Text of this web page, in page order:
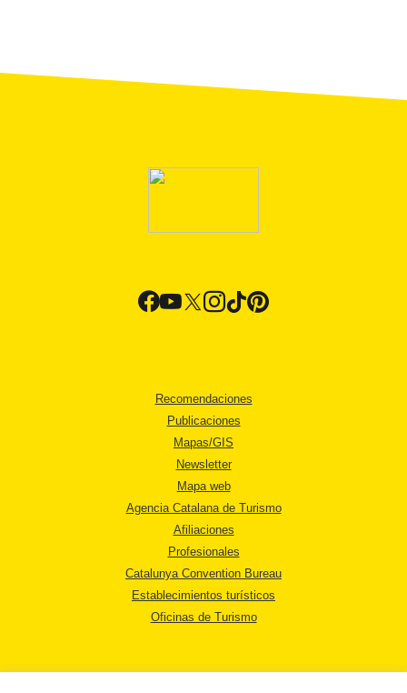
Recomendaciones
Publicaciones
Mapas/GIS
Newsletter
Mapa web
Agencia Catalana de Turismo
Afiliaciones
Profesionales
Catalunya Convention Bureau
Establecimientos turísticos
Oficinas de Turismo